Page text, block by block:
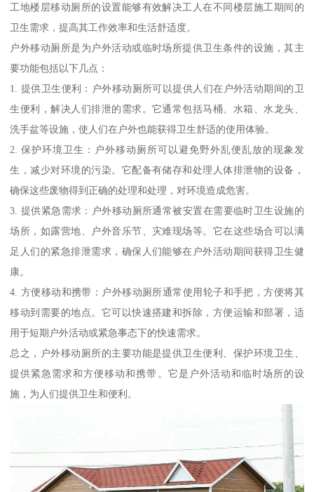
工地楼层移动厕所的设置能够有效解决工人在不同楼层施工期间的
卫生需求，提高其工作效率和生活舒适度。
户外移动厕所是为户外活动或临时场所提供卫生条件的设施，其主
要功能包括以下几点：
1. 提供卫生便利：户外移动厕所可以提供人们在户外活动期间的卫
生便利，解决人们排泄的需求。它通常包括马桶、水箱、水龙头、
洗手盆等设施，使人们在户外也能获得卫生舒适的使用体验。
2. 保护环境卫生：户外移动厕所可以避免野外乱便乱放的现象发
生，减少对环境的污染。它配备有储存和处理人体排泄物的设备，
确保这些废物得到正确的处理和处理，对环境造成危害。
3. 提供紧急需求：户外移动厕所通常被安置在需要临时卫生设施的
场所，如露营地、户外音乐节、灾难现场等。它在这些场合可以满
足人们的紧急排泄需求，确保人们能够在户外活动期间获得卫生健
康。
4. 方便移动和携带：户外移动厕所通常使用轮子和手把，方便将其
移动到需要的地点。它可以快速搭建和拆除，方便运输和部署，适
用于短期户外活动或紧急事态下的快速需求。
总之，户外移动厕所的主要功能是提供卫生便利、保护环境卫生、
提供紧急需求和方便移动和携带。它是户外活动和临时场所的设
施，为人们提供卫生和便利。